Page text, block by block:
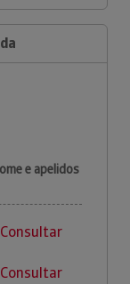
e apelidos
Consultar
Consultar